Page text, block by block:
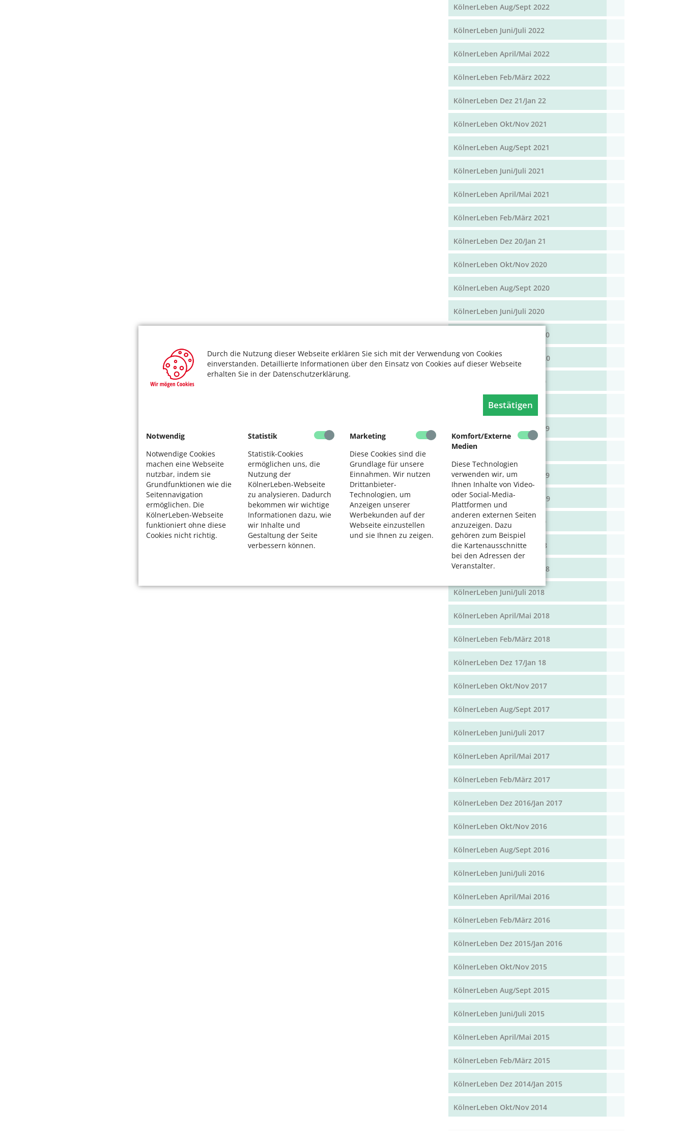
Durch die Nutzung dieser Webseite erklären Sie sich mit der Verwendung von Cookies
einverstanden. Detaillierte Informationen über den Einsatz von Cookies auf dieser Webseite
erhalten Sie in der Datenschutzerklärung.
Bestätigen
Notwendig
Notwendige Cookies
machen eine Webseite
nutzbar, indem sie
Grundfunktionen wie die
Seitennavigation
ermöglichen. Die
KölnerLeben-Webseite
funktioniert ohne diese
Cookies nicht richtig.
Statistik
Statistik-Cookies
ermöglichen uns, die
Nutzung der
KölnerLeben-Webseite
zu analysieren. Dadurch
bekommen wir wichtige
Informationen dazu, wie
wir Inhalte und
Gestaltung der Seite
verbessern können.
Marketing
Diese Cookies sind die
Grundlage für unsere
Einnahmen. Wir nutzen
Drittanbieter-
Technologien, um
Anzeigen unserer
Werbekunden auf der
Webseite einzustellen
und sie Ihnen zu zeigen.
Komfort/Externe
Medien
Diese Technologien
verwenden wir, um
Ihnen Inhalte von Video-
oder Social-Media-
Plattformen und
anderen externen Seiten
anzuzeigen. Dazu
gehören zum Beispiel
die Kartenausschnitte
bei den Adressen der
Veranstalter.
KölnerLeben Aug/Sept 2022
KölnerLeben Juni/Juli 2022
KölnerLeben April/Mai 2022
KölnerLeben Feb/März 2022
KölnerLeben Dez 21/Jan 22
KölnerLeben Okt/Nov 2021
KölnerLeben Aug/Sept 2021
KölnerLeben Juni/Juli 2021
KölnerLeben April/Mai 2021
KölnerLeben Feb/März 2021
KölnerLeben Dez 20/Jan 21
KölnerLeben Okt/Nov 2020
KölnerLeben Aug/Sept 2020
KölnerLeben Juni/Juli 2020
KölnerLeben April/Mai 2020
KölnerLeben Feb/März 2020
KölnerLeben Dez 19/Jan 20
KölnerLeben Okt/Nov 19
KölnerLeben Aug/Sept 2019
KölnerLeben Juni/Juli 2019
KölnerLeben April/Mai 2019
KölnerLeben Feb/März 2019
KölnerLeben Dez 18/Jan 19
KölnerLeben Okt/Nov 2018
KölnerLeben Aug/Sept 2018
KölnerLeben Juni/Juli 2018
KölnerLeben April/Mai 2018
KölnerLeben Feb/März 2018
KölnerLeben Dez 17/Jan 18
KölnerLeben Okt/Nov 2017
KölnerLeben Aug/Sept 2017
KölnerLeben Juni/Juli 2017
KölnerLeben April/Mai 2017
KölnerLeben Feb/März 2017
KölnerLeben Dez 2016/Jan 2017
KölnerLeben Okt/Nov 2016
KölnerLeben Aug/Sept 2016
KölnerLeben Juni/Juli 2016
KölnerLeben April/Mai 2016
KölnerLeben Feb/März 2016
KölnerLeben Dez 2015/Jan 2016
KölnerLeben Okt/Nov 2015
KölnerLeben Aug/Sept 2015
KölnerLeben Juni/Juli 2015
KölnerLeben April/Mai 2015
KölnerLeben Feb/März 2015
KölnerLeben Dez 2014/Jan 2015
KölnerLeben Okt/Nov 2014